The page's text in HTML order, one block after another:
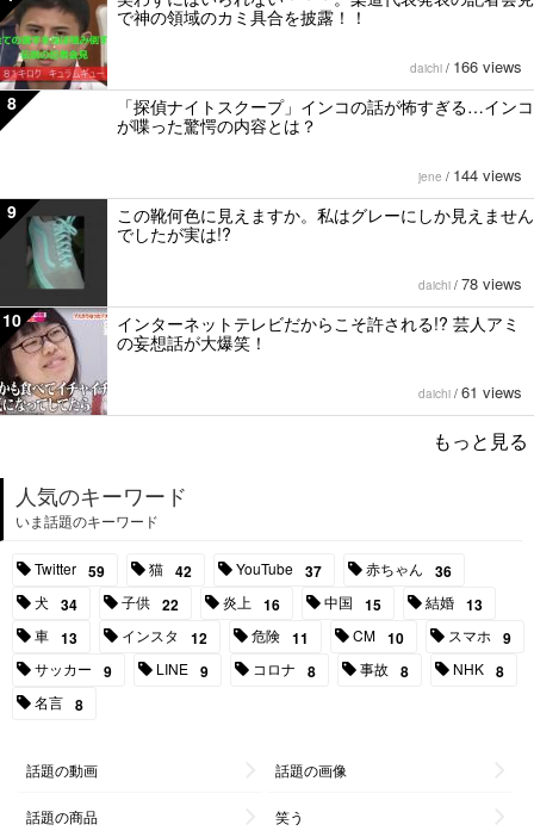
で神の領域のカミ具合を披露！！
daichi / 166 views
8
「探偵ナイトスクープ」インコの話が怖すぎる…インコ
が喋った驚愕の内容とは？
jene / 144 views
9
この靴何色に見えますか。私はグレーにしか見えません
でしたが実は!?
daichi / 78 views
10
インターネットテレビだからこそ許される!? 芸人アミ
の妄想話が大爆笑！
daichi / 61 views
もっと見る
人気のキーワード
いま話題のキーワード
Twitter 59 猫 42 YouTube 37 赤ちゃん 36
犬 34 子供 22 炎上 16 中国 15 結婚 13
車 13 インスタ 12 危険 11 CM 10 スマホ 9
サッカー 9 LINE 9 コロナ 8 事故 8 NHK 8
名言 8
話題の動画 話題の画像
話題の商品 笑う